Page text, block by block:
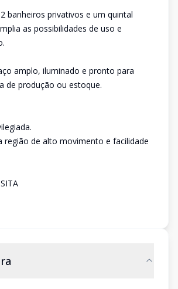
banheiros privativos e um quintal
as possibilidades de uso e
amplo, iluminado e pronto para
de produção ou estoque.
região de alto movimento e facilidade